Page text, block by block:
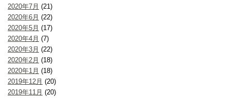
2020年7月 (21)
2020年6月 (22)
2020年5月 (17)
2020年4月 (7)
2020年3月 (22)
2020年2月 (18)
2020年1月 (18)
2019年12月 (20)
2019年11月 (20)